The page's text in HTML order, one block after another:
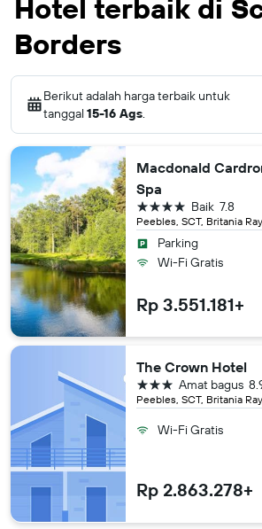
Hotel terbaik di
Borders
Berikut adalah harga terbaik untuk
tanggal 15-16 Ags
Macdonald
Spa
Peebles, SCT, Britania
7.8
Baik
bintang 4
Parking
Wi-Fi Gratis
Rp 3.551.181+
The Crown Hotel
Peebles, SCT, Britania
Amat bagus
bintang 3
Wi-Fi Gratis
Rp 2.863.278+